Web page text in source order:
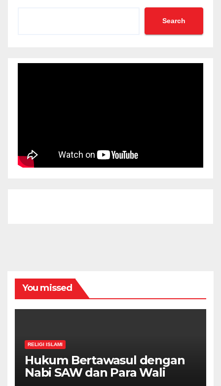
Search
You missed
RELIGI ISLAMI
Hukum Bertawasul dengan
Nabi SAW dan Para Wali